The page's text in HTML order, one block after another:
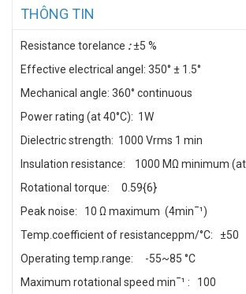
THÔNG TIN
Resistance torelance :±5 %
Effective electrical angel: 350° ± 1.5°
Mechanical angle: 360° continuous
Power rating (at 40°C): 1W
Dielectric strength: 1000 Vrms 1 min
Insulation resistance: 1000 MΩ minimum (at
Rotational torque: 0.59{6}
Peak noise: 10 Ω maximum (4min¯¹)
Temp.coefficient of resistanceppm/°C: ±50
Operating temp.range: -55~85 °C
Maximum rotational speed min¯¹ : 100